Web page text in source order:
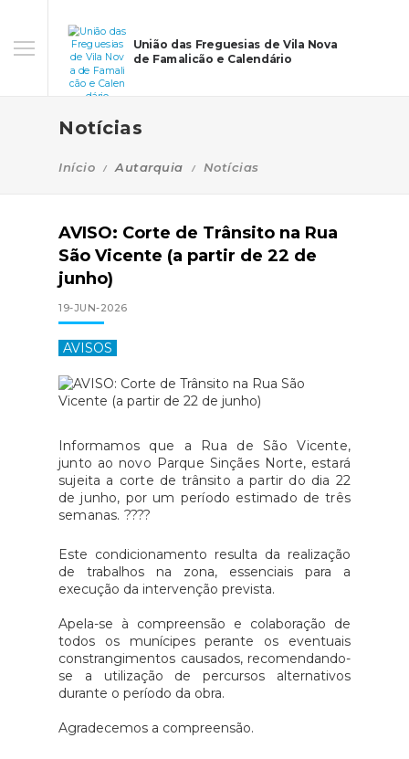
União das Freguesias de Vila Nova
de Famalicão e Calendário
Notícias
Início Autarquia Notícias
AVISO: Corte de Trânsito na Rua
São Vicente (a partir de 22 de
junho)
19-JUN-2026
AVISOS
Informamos que a Rua de São Vicente,
junto ao novo Parque Sinçães Norte, estará
sujeita a corte de trânsito a partir do dia 22
de junho, por um período estimado de três
semanas. ????
Este condicionamento resulta da realização
de trabalhos na zona, essenciais para a
execução da intervenção prevista.
Apela-se à compreensão e colaboração de
todos os munícipes perante os eventuais
constrangimentos causados, recomendando-
se a utilização de percursos alternativos
durante o período da obra.
Agradecemos a compreensão.